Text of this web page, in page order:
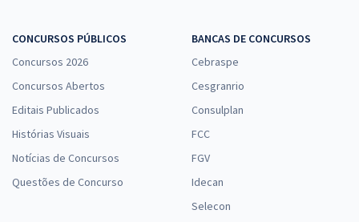
CONCURSOS PÚBLICOS
Concursos 2026
Concursos Abertos
Editais Publicados
Histórias Visuais
Notícias de Concursos
Questões de Concurso
BANCAS DE CONCURSOS
Cebraspe
Cesgranrio
Consulplan
FCC
FGV
Idecan
Selecon